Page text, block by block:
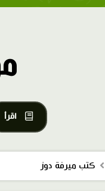
اقرأ
كتب ميرفة دوز